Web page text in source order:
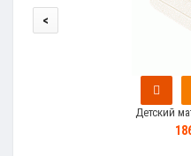
Детский
<